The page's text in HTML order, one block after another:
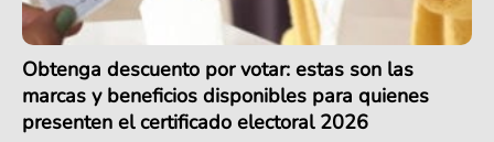
Obtenga descuento por votar: estas son las
marcas y beneficios disponibles para quienes
presenten el certificado electoral 2026